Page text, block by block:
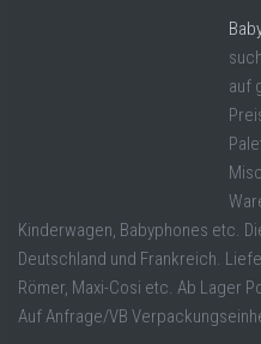
auf
Kinderwagen, Babyphones etc.
Deutschland und Frankreich.
Römer, Maxi-Cosi etc. Ab Lager
Auf Anfrage/VB